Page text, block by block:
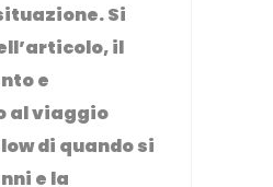
Si
il
e
al viaggio
di quando si
e la